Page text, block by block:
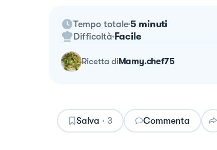
Tempo totale 5 minuti
Difficoltà Facile
ricetta diMamy.chef75
Salva · 3 Commenta